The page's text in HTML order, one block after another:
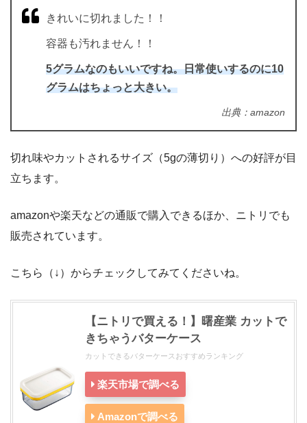
きれいに切れました！！
容器も汚れません！！
5グラムなのもいいですね。日常使いするのに10
グラムはちょっと大きい。
出典：amazon
切れ味やカットされるサイズ（5gの薄切り）への好評が目
立ちます。
amazonや楽天などの通販で購入できるほか、ニトリでも
販売されています。
こちら（↓）からチェックしてみてくださいね。
【ニトリで買える！】曙産業 カットで
きちゃうバターケース
カットできるバターケースおすすめランキング
楽天市場で調べる
Amazonで調べる